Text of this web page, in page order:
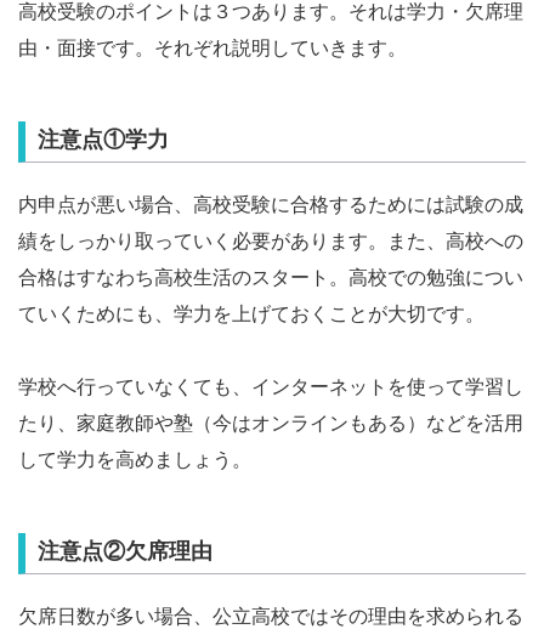
高校受験のポイントは３つあります。それは学力・欠席理
由・面接です。それぞれ説明していきます。
注意点①学力
内申点が悪い場合、高校受験に合格するためには試験の成
績をしっかり取っていく必要があります。また、高校への
合格はすなわち高校生活のスタート。高校での勉強につい
ていくためにも、学力を上げておくことが大切です。
学校へ行っていなくても、インターネットを使って学習し
たり、家庭教師や塾（今はオンラインもある）などを活用
して学力を高めましょう。
注意点②欠席理由
欠席日数が多い場合、公立高校ではその理由を求められる